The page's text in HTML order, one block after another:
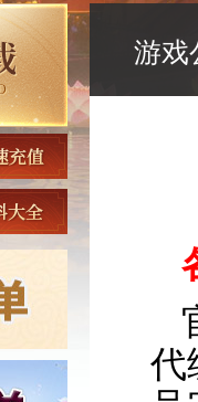
游戏
代